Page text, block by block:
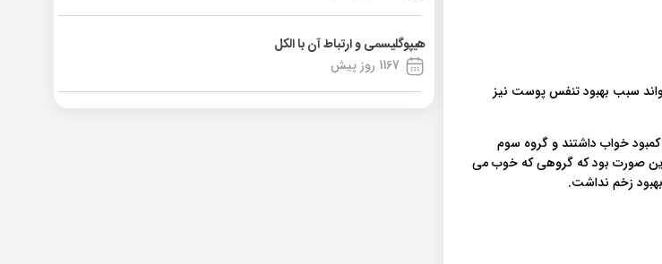
هیپوگلیسمی و ارتباط آن با الکل
1167 روز پیش
سبب بهبود تنفس پوست نیز
کمبود خواب داشتند و گروه سوم
صورت بود که گروهی که خوب می
زخم نداشت.